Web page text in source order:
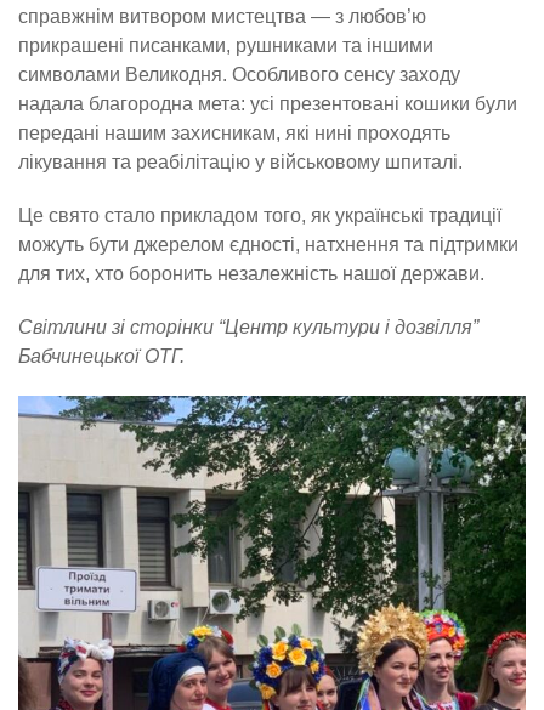
справжнім витвором мистецтва — з любов’ю
прикрашені писанками, рушниками та іншими
символами Великодня. Особливого сенсу заходу
надала благородна мета: усі презентовані кошики були
передані нашим захисникам, які нині проходять
лікування та реабілітацію у військовому шпиталі.
Це свято стало прикладом того, як українські традиції
можуть бути джерелом єдності, натхнення та підтримки
для тих, хто боронить незалежність нашої держави.
Світлини зі сторінки “Центр культури і дозвілля”
Бабчинецької ОТГ.